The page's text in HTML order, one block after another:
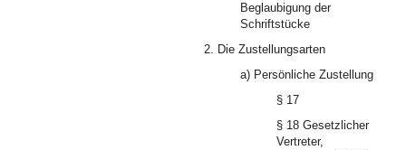
Beglaubigung der
Schriftstücke
2. Die Zustellungsarten
a) Persönliche Zustellung
§ 17
§ 18 Gesetzlicher
Vertreter,